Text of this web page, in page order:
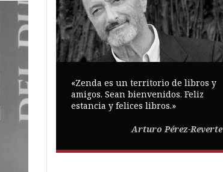
«Zenda es un territorio de libros y
amigos. Sean bienvenidos. Feliz
estancia y felices libros.»
Arturo Pérez-Reverte